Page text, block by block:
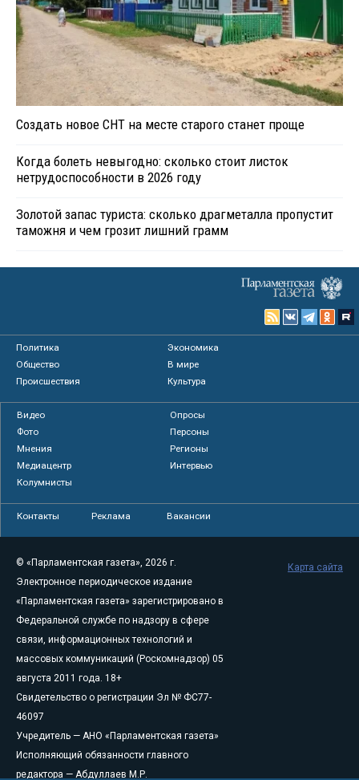
Создать новое СНТ на месте старого станет проще
Когда болеть невыгодно: сколько стоит листок
нетрудоспособности в 2026 году
Золотой запас туриста: сколько драгметалла пропустит
таможня и чем грозит лишний грамм
Политика
Экономика
Общество
В мире
Происшествия
Культура
Видео
Опросы
Фото
Персоны
Мнения
Регионы
Медиацентр
Интервью
Колумнисты
Контакты Реклама Вакансии
© «Парламентская газета», 2026 г.
Электронное периодическое издание
«Парламентская газета» зарегистрировано в
Федеральной службе по надзору в сфере
связи, информационных технологий и
массовых коммуникаций (Роскомнадзор) 05
августа 2011 года. 18+
Свидетельство о регистрации Эл № ФС77-
46097
Учредитель — АНО «Парламентская газета»
Исполняющий обязанности главного
редактора — Абдуллаев М.Р.
Карта сайта